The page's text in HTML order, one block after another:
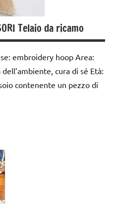
Telaio da ricamo
embroidery hoop Area:
cura di sé Età:
contenente un pezzo di